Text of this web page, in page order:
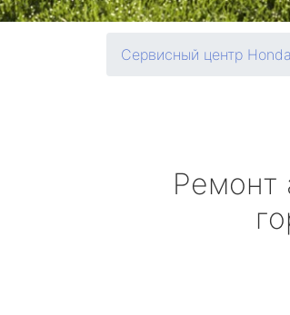
Сервисный центр Honda
Ремонт